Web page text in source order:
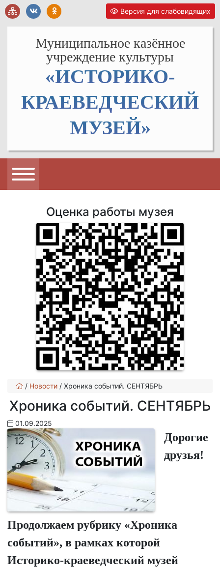
Версия для слабовидящих
Муниципальное казённое
учреждение культуры
«ИСТОРИКО-
КРАЕВЕДЧЕСКИЙ
МУЗЕЙ»
Оценка работы музея
/ Новости / Хроника событий. СЕНТЯБРЬ
Хроника событий. СЕНТЯБРЬ
01.09.2025
Дорогие
друзья!
Продолжаем рубрику «Хроника
событий», в рамках которой
Историко-краеведческий музей